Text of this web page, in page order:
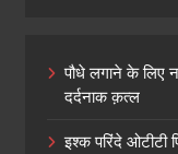
पौधे लगाने के लिए
दर्दनाक क़त्ल
इश्क परिंदे ओटीटी